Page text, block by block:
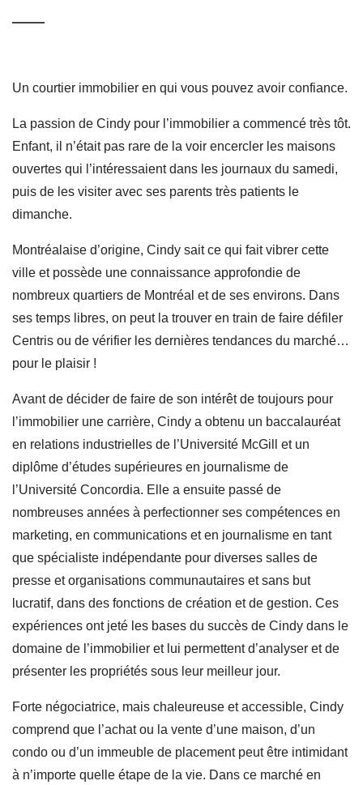
Un courtier immobilier en qui vous pouvez avoir confiance.
La passion de Cindy pour l’immobilier a commencé très tôt.
Enfant, il n’était pas rare de la voir encercler les maisons
ouvertes qui l’intéressaient dans les journaux du samedi,
puis de les visiter avec ses parents très patients le
dimanche.
Montréalaise d’origine, Cindy sait ce qui fait vibrer cette
ville et possède une connaissance approfondie de
nombreux quartiers de Montréal et de ses environs. Dans
ses temps libres, on peut la trouver en train de faire défiler
Centris ou de vérifier les dernières tendances du marché…
pour le plaisir !
Avant de décider de faire de son intérêt de toujours pour
l’immobilier une carrière, Cindy a obtenu un baccalauréat
en relations industrielles de l’Université McGill et un
diplôme d’études supérieures en journalisme de
l’Université Concordia. Elle a ensuite passé de
nombreuses années à perfectionner ses compétences en
marketing, en communications et en journalisme en tant
que spécialiste indépendante pour diverses salles de
presse et organisations communautaires et sans but
lucratif, dans des fonctions de création et de gestion. Ces
expériences ont jeté les bases du succès de Cindy dans le
domaine de l’immobilier et lui permettent d’analyser et de
présenter les propriétés sous leur meilleur jour.
Forte négociatrice, mais chaleureuse et accessible, Cindy
comprend que l’achat ou la vente d’une maison, d’un
condo ou d’un immeuble de placement peut être intimidant
à n’importe quelle étape de la vie. Dans ce marché en